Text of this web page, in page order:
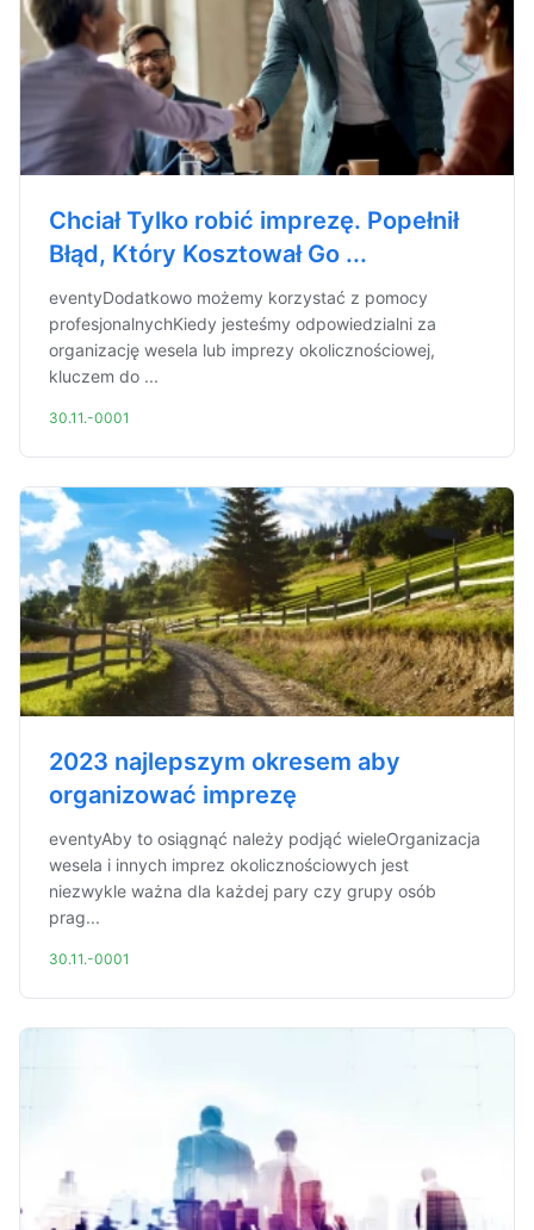
Chciał Tylko robić imprezę. Popełnił
Błąd, Który Kosztował Go ...
eventyDodatkowo możemy korzystać z pomocy
profesjonalnychKiedy jesteśmy odpowiedzialni za
organizację wesela lub imprezy okolicznościowej,
kluczem do ...
30.11.-0001
2023 najlepszym okresem aby
organizować imprezę
eventyAby to osiągnąć należy podjąć wieleOrganizacja
wesela i innych imprez okolicznościowych jest
niezwykle ważna dla każdej pary czy grupy osób
prag...
30.11.-0001